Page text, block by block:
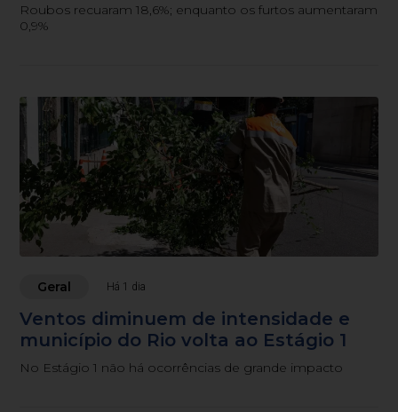
Roubos recuaram 18,6%; enquanto os furtos aumentaram
0,9%
Geral Há 1 dia
Ventos diminuem de intensidade e
município do Rio volta ao Estágio 1
No Estágio 1 não há ocorrências de grande impacto